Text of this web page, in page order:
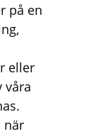
på en
eller
våra
när